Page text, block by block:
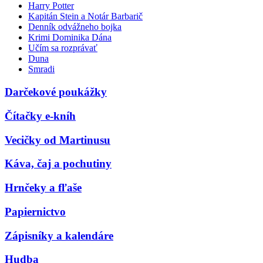
Harry Potter
Kapitán Stein a Notár Barbarič
Denník odvážneho bojka
Krimi Dominika Dána
Učím sa rozprávať
Duna
Smradi
Darčekové poukážky
Čítačky e-kníh
Vecičky od Martinusu
Káva, čaj a pochutiny
Hrnčeky a fľaše
Papiernictvo
Zápisníky a kalendáre
Hudba